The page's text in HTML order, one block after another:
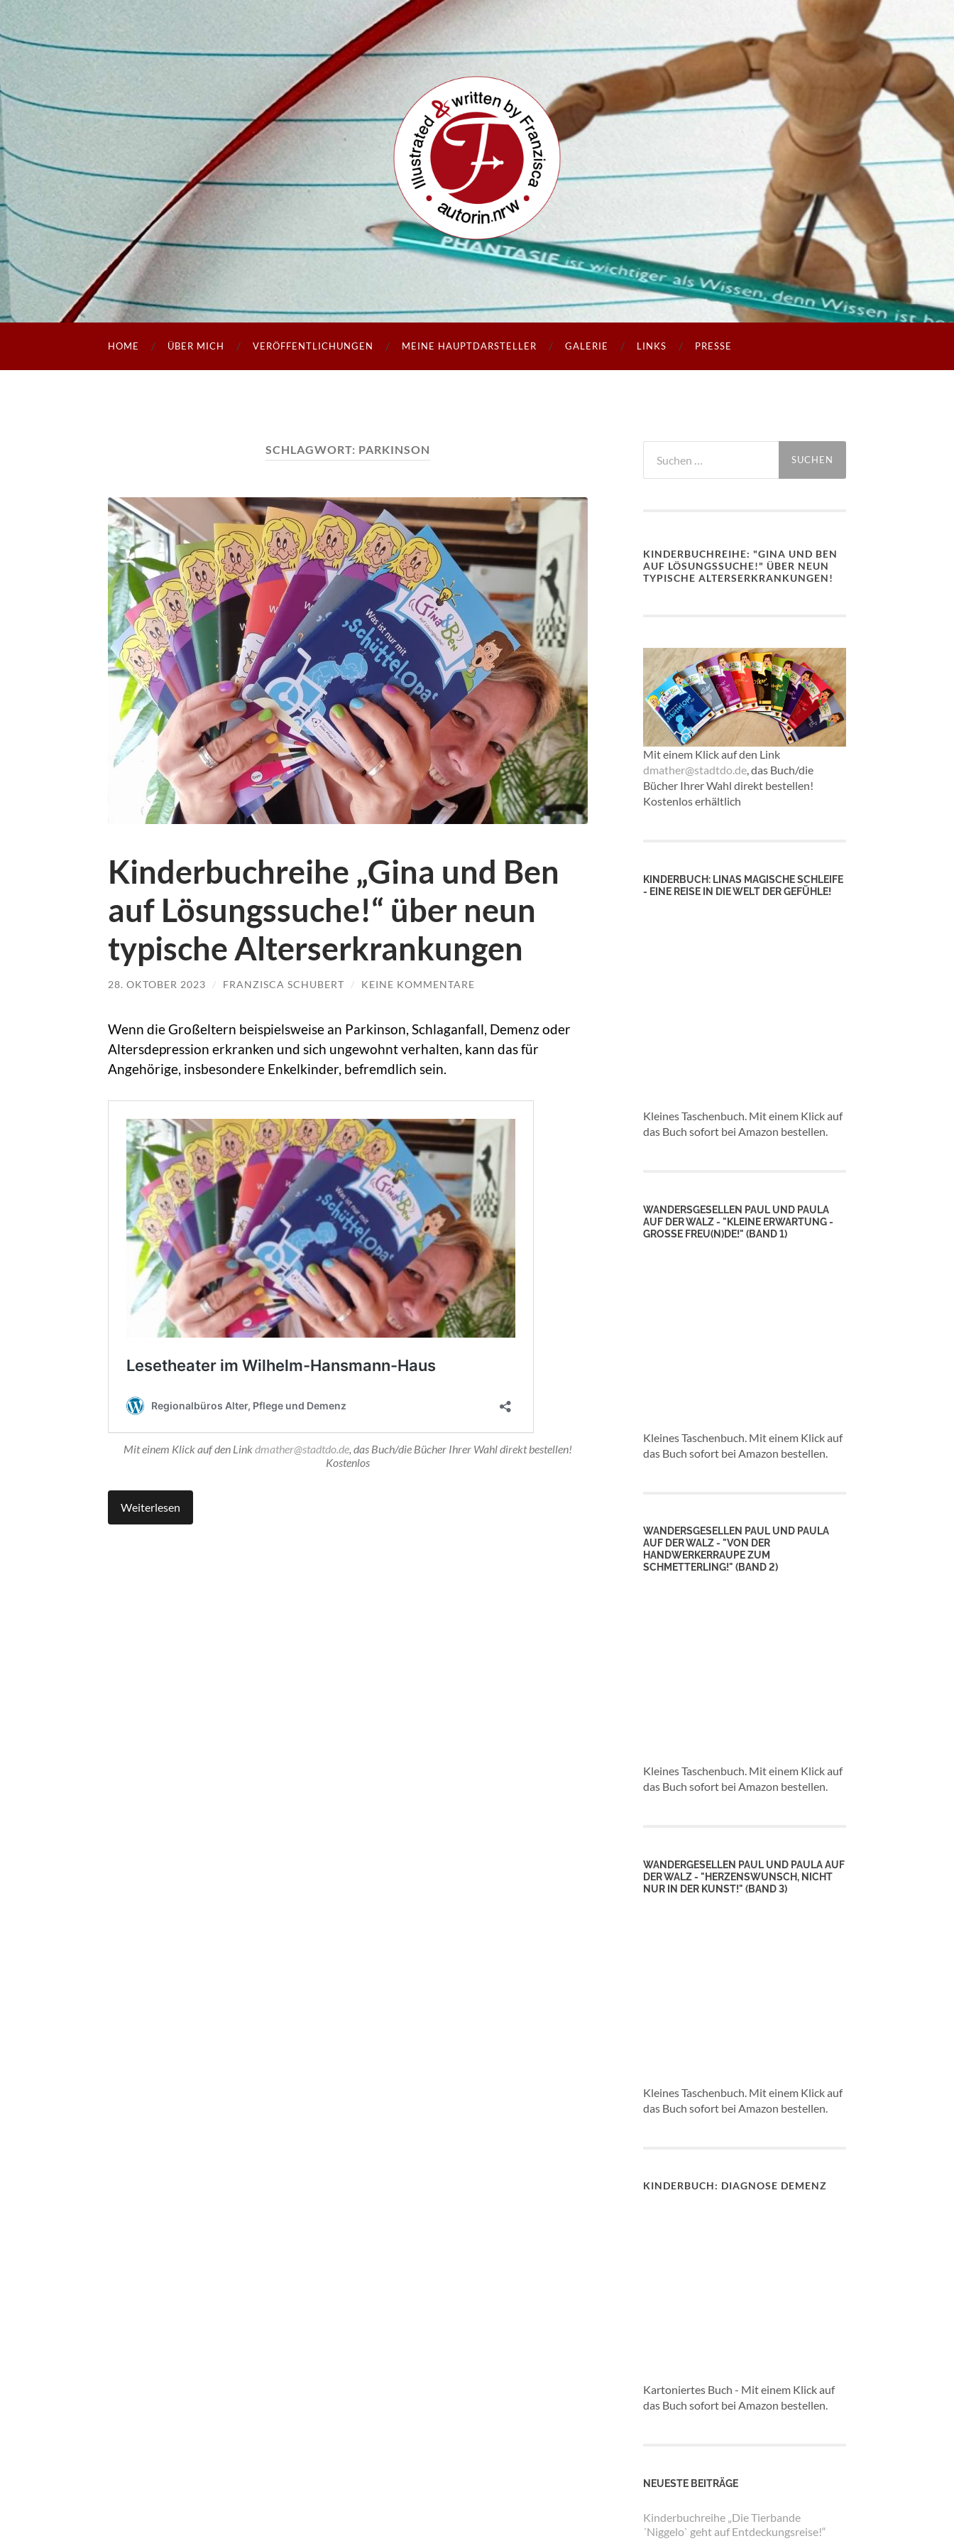
Buchautorin
&
Illustratorin
HOME ÜBER MICH VERÖFFENTLICHUNGEN MEINE HAUPTDARSTELLER GALERIE LINKS PRESSE
SCHLAGWORT: PARKINSON
Kinderbuchreihe „Gina und Ben
auf Lösungssuche!“ über neun
typische Alterserkrankungen
28. OKTOBER 2023 / FRANZISCA SCHUBERT / KEINE KOMMENTARE
Wenn die Großeltern beispielsweise an Parkinson, Schlaganfall, Demenz oder
Altersdepression erkranken und sich ungewohnt verhalten, kann das für
Angehörige, insbesondere Enkelkinder, befremdlich sein.
Mit einem Klick auf den Linkdmather@stadtdo.de, das Buch/die Bücher Ihrer Wahl direkt bestellen!
Kostenlos
Weiterlesen
nach:
KINDERBUCHREIHE: "GINA UND BEN
AUF LÖSUNGSSUCHE!" ÜBER NEUN
TYPISCHE ALTERSERKRANKUNGEN!
Mit einem Klick auf den Link
dmather@stadtdo.de , das Buch/die
Bücher Ihrer Wahl direkt bestellen!
Kostenlos erhältlich
KINDERBUCH: LINAS MAGISCHE SCHLEIFE
- EINE REISE IN DIE WELT DER GEFÜHLE!
Kleines Taschenbuch. Mit einem Klick auf
das Buch sofort bei Amazon bestellen.
WANDERSGESELLEN PAUL UND PAULA
AUF DER WALZ - "KLEINE ERWARTUNG -
GROSSE FREU(N)DE!" (BAND 1)
Kleines Taschenbuch. Mit einem Klick auf
das Buch sofort bei Amazon bestellen.
WANDERSGESELLEN PAUL UND PAULA
AUF DER WALZ - "VON DER
HANDWERKERRAUPE ZUM
SCHMETTERLING!" (BAND 2)
Kleines Taschenbuch. Mit einem Klick auf
das Buch sofort bei Amazon bestellen.
WANDERGESELLEN PAUL UND PAULA AUF
DER WALZ - "HERZENSWUNSCH, NICHT
NUR IN DER KUNST!" (BAND 3)
Kleines Taschenbuch. Mit einem Klick auf
das Buch sofort bei Amazon bestellen.
KINDERBUCH: DIAGNOSE DEMENZ
Kartoniertes Buch - Mit einem Klick auf
das Buch sofort bei Amazon bestellen.
NEUESTE BEITRÄGE
Kinderbuchreihe „Die Tierbande
´Niggelo` geht auf Entdeckungsreise!“